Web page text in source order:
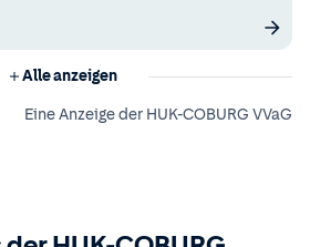
Alle anzeigen
Eine Anzeige der HUK-COBURG VVaG